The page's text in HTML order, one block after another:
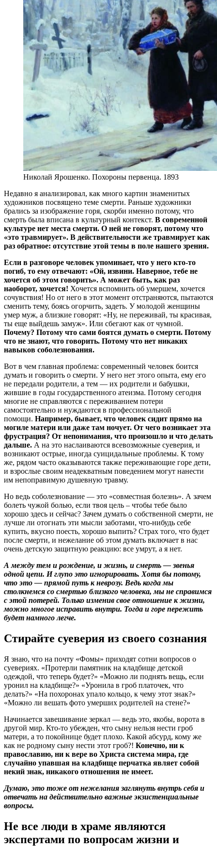
Николай Ярошенко. Похороны первенца. 1893
Недавно я анализировал, как много картин знаменитых
художников посвящено теме смерти. Раньше художники
брались за изображение горя, скорби именно потому, что
смерть была вписана в культурный контекст. В современной
культуре нет места смерти. О ней не говорят, потому что
«это травмирует». В действительности же травмирует как
раз обратное: отсутствие этой темы в поле нашего зрения.
Если в разговоре человек упоминает, что у него кто-то
погиб, то ему отвечают: «Ой, извини. Наверное, тебе не
хочется об этом говорить». А может быть, как раз
наоборот, хочется! Хочется вспомнить об умершем, хочется
сочувствия! Но от него в этот момент отстраняются, пытаются
сменить тему, боясь огорчить, задеть. У молодой женщины
умер муж, а близкие говорят: «Ну, не переживай, ты красивая,
ты еще выйдешь замуж». Или сбегают как от чумной.
Почему? Потому что сами боятся думать о смерти. Потому
что не знают, что говорить. Потому что нет никаких
навыков соболезнования.
Вот в чем главная проблема: современный человек боится
думать и говорить о смерти. У него нет этого опыта, ему его
не передали родители, а тем — их родители и бабушки,
жившие в годы государственного атеизма. Потому сегодня
многие не справляются с переживанием потери
самостоятельно и нуждаются в профессиональной
помощи. Например, бывает, что человек сидит прямо на
могиле матери или даже там ночует. От чего возникает эта
фрустрация? От непонимания, что произошло и что делать
дальше. А на это наслаиваются всевозможные суеверия, и
возникают острые, иногда суицидальные проблемы. К тому
же, рядом часто оказываются также переживающие горе дети,
и взрослые своим неадекватным поведением могут нанести
им непоправимую душевную травму.
Но ведь соболезнование — это «совместная болезнь». А зачем
болеть чужой болью, если твоя цель – чтобы тебе было
хорошо здесь и сейчас? Зачем думать о собственной смерти, не
лучше ли отогнать эти мысли заботами, что-нибудь себе
купить, вкусно поесть, хорошо выпить? Страх того, что будет
после смерти, и нежелание об этом думать включает в нас
очень детскую защитную реакцию: все умрут, а я нет.
А между тем и рождение, и жизнь, и смерть — звенья
одной цепи. И глупо это игнорировать. Хотя бы потому,
что это — прямой путь к неврозу. Ведь когда мы
столкнемся со смертью близкого человека, мы не справимся
с этой потерей. Только изменив свое отношение к жизни,
можно многое исправить внутри. Тогда и горе пережить
будет намного легче.
Стирайте суеверия из своего сознания
Я знаю, что на почту «Фомы» приходят сотни вопросов о
суевериях. «Протерли памятник на кладбище детской
одеждой, что теперь будет?» «Можно ли поднять вещь, если
уронил на кладбище?» «Уронила в гроб платочек, что
делать?» «На похоронах упало кольцо, к чему этот знак?»
«Можно ли вешать фото умерших родителей на стене?»
Начинается завешивание зеркал — ведь это, якобы, ворота в
другой мир. Кто-то убежден, что сыну нельзя нести гроб
матери, а то покойнице будет плохо. Какой абсурд, кому же
как не родному сыну нести этот гроб?! Конечно, ни к
православию, ни к вере во Христа система мира, где
случайно упавшая на кладбище перчатка являет собой
некий знак, никакого отношения не имеет.
Думаю, это тоже от нежелания заглянуть внутрь себя и
отвечать на действительно важные экзистенциальные
вопросы.
Не все люди в храме являются
экспертами по вопросам жизни и